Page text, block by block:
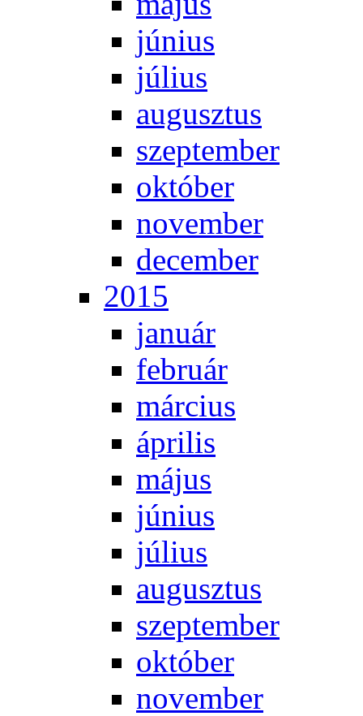
jú­ni­us
jú­li­us
au­gusz­tus
szep­tem­ber
ok­tó­ber
no­vem­ber
de­cem­ber
2015
ja­nu­ár
feb­ru­ár
már­ci­us
áp­ri­lis
má­jus
jú­ni­us
jú­li­us
au­gusz­tus
szep­tem­ber
ok­tó­ber
no­vem­ber